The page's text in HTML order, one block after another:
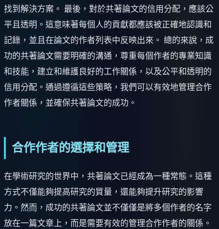
找到解決方案。 最後，對於共著論文的信用分配，應該公
平且透明。這意味著每個人的貢獻都應該被正確地認識和
記錄，並且在論文的作者列表中反映出來。 總的來說，成
功的共著論文需要明確的溝通，尊重每個作者的專業知識
和技能，建立和維護良好的工作關係，以及公平和透明的
信用分配。通過遵循這些策略，我們可以有效地管理合作
作者關係，並確保共著論文的成功。
合作作者的選擇和管理
在學術研究的世界中，共著論文已經成為一種常態。這種
方式不僅能夠提高研究的質量，還能夠提升研究的影響
力。然而，成功的共著論文並不僅僅是將多個作者的名字
放在一篇文章上，而是需要有效的管理合作作者的關係。